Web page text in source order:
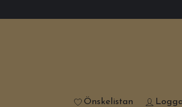
Önskelistan